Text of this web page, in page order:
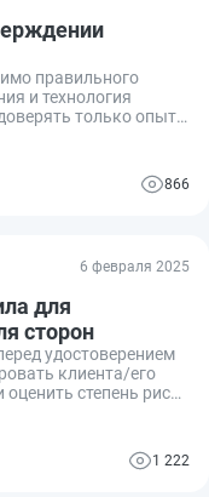
правильного
и технология
только опыту
866
6 февраля 2025
для
сторон
удостоверением
клиента/его
степень риска
1 222